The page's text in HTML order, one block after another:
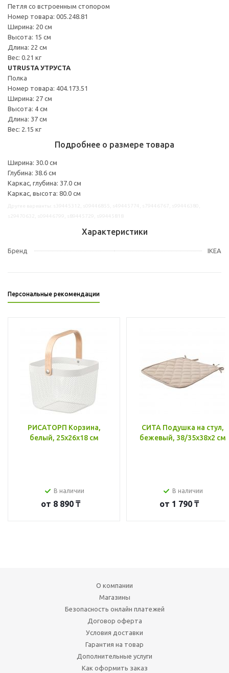
Петля со встроенным стопором
Номер товара: 005.248.81
Ширина: 20 см
Высота: 15 см
Длина: 22 см
Вес: 0.21 кг
UTRUSTA УТРУСТА
Полка
Номер товара: 404.173.51
Ширина: 27 см
Высота: 4 см
Длина: 37 см
Вес: 2.15 кг
Подробнее о размере товара
Ширина: 30.0 см
Глубина: 38.6 см
Каркас, глубина: 37.0 см
Каркас, высота: 80.0 см
Характеристики
Бренд IKEA
Персональные рекомендации
РИСАТОРП Корзина,
белый, 25x26x18 см
В наличии
от 8 890 ₸
СИТА Подушка на стул,
бежевый, 38/35x38x2 см
В наличии
от 1 790 ₸
О компании
Магазины
Безопасность онлайн платежей
Договор оферта
Условия доставки
Гарантия на товар
Дополнительные услуги
Как оформить заказ